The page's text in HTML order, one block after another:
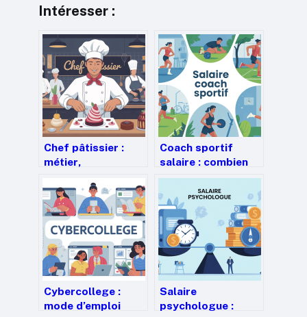
Intéresser :
Chef pâtissier :
métier,
compétences,
études et
évolutions de
carrière
Coach sportif
salaire : combien
gagne un coach et
comment
l’augmenter
Cybercollege :
mode d’emploi
Salaire
psychologue :